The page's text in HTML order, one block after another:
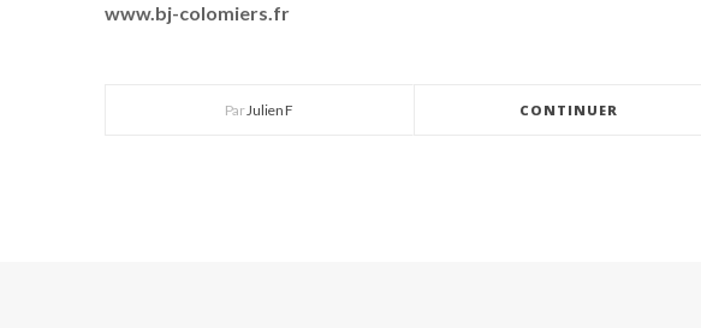
www.bj-colomiers.fr
ParJulien F CONTINUER